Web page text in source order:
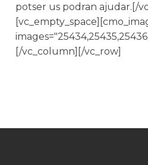
potser us podran ajudar. [/
[/vc_column][/vc_row]